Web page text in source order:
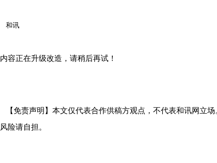
和讯
内容正在升级改造，请稍后再试！
【免责声明】本文仅代表合作供稿方观点，不代表和讯网立
风险请自担。